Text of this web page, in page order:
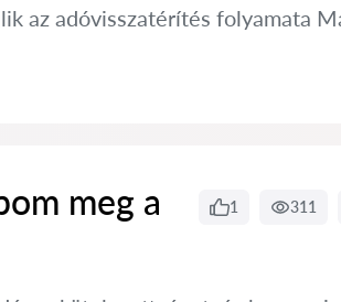
az adóvisszatérítés folyamata
meg a
1 311